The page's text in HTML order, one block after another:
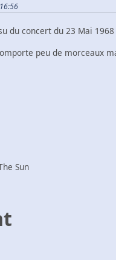
du concert du 23 Mai
peu de morceaux
Sun